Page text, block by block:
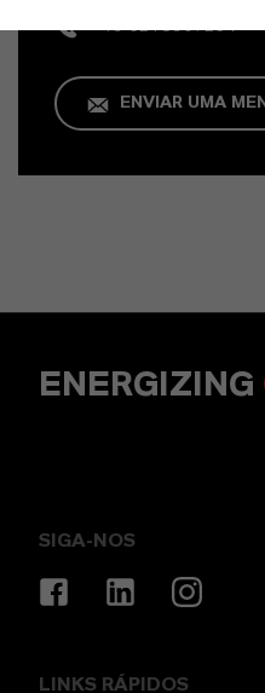
+49 6218907254
ENVIAR UMA
ENERGIZING
SIGA-NOS
LINKS RÁPIDOS